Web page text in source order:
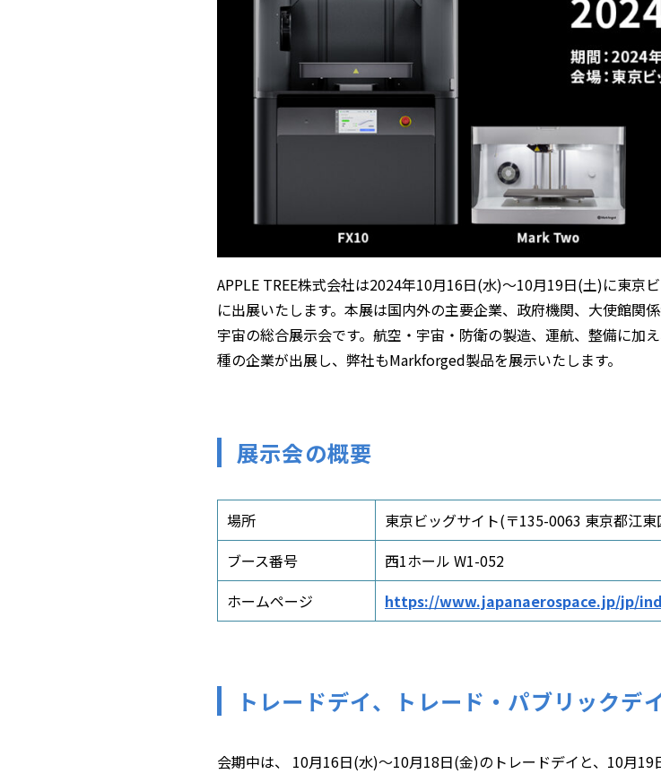
APPLE TREE株式会社は2024年10月16日(水)〜10月19日(土)に東京
に出展いたします。本展は国内外の主要企業、政府機関、大使館関
宇宙の総合展示会です。航空・宇宙・防衛の製造、運航、整備に加
種の企業が出展し、弊社もMarkforged製品を展示いたします。
展示会の概要
場所
東京ビッグサイト(〒135-0063 東京都江
ブース番号
西1ホール W1-052
ホームページ
https://www.japanaerospace.jp/jp/
トレードデイ、トレード・パブリックデ
会期中は、 10月16日(水)〜10月18日(金)のトレードデイと、10月